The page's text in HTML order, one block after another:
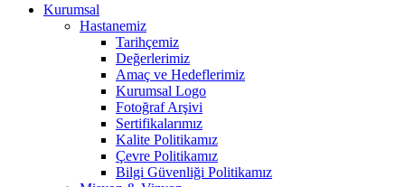
Kurumsal
Hastanemiz
Tarihçemiz
Değerlerimiz
Amaç ve Hedeflerimiz
Kurumsal Logo
Fotoğraf Arşivi
Sertifikalarımız
Kalite Politikamız
Çevre Politikamız
Bilgi Güvenliği Politikamız